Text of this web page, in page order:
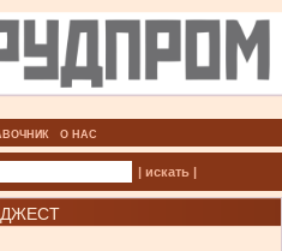
О НАС
| искать |